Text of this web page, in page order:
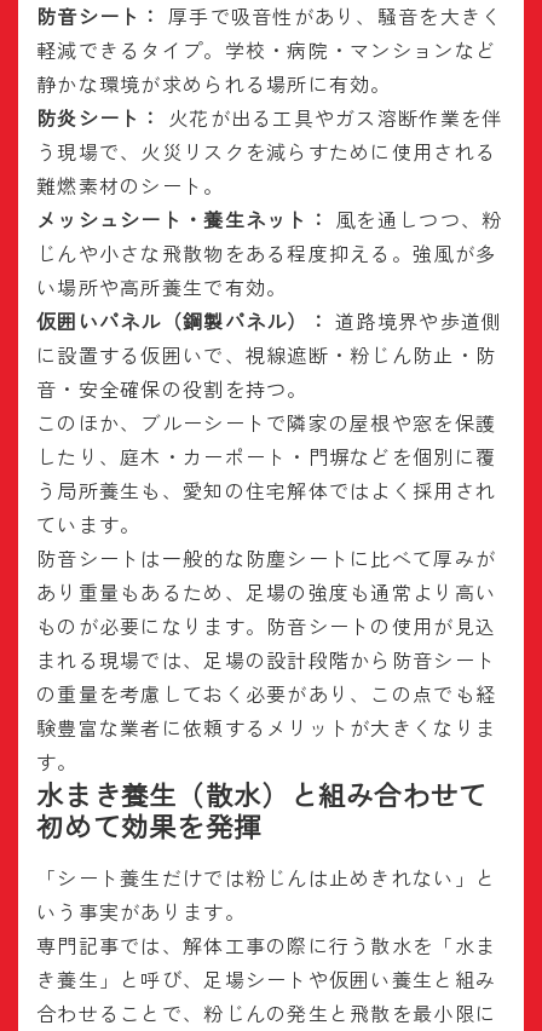
防音シート： 厚手で吸音性があり、騒音を大きく
軽減できるタイプ。学校・病院・マンションなど
静かな環境が求められる場所に有効。
防炎シート：
火花が出る工具やガス溶断作業を伴
う現場で、火災リスクを減らすために使用される
難燃素材のシート。
メッシュシート・養生ネット： 風を通しつつ、粉
じんや小さな飛散物をある程度抑える。強風が多
い場所や高所養生で有効。
仮囲いパネル（鋼製パネル）： 道路境界や歩道側
に設置する仮囲いで、視線遮断・粉じん防止・防
音・安全確保の役割を持つ。
このほか、ブルーシートで隣家の屋根や窓を保護
したり、庭木・カーポート・門塀などを個別に覆
う局所養生も、愛知の住宅解体ではよく採用され
ています。
防音シートは一般的な防塵シートに比べて厚みが
あり重量もあるため、足場の強度も通常より高い
ものが必要になります。防音シートの使用が見込
まれる現場では、足場の設計段階から防音シート
の重量を考慮しておく必要があり、この点でも経
験豊富な業者に依頼するメリットが大きくなりま
す。
水まき養生（散水）と組み合わせて
初めて効果を発揮
「シート養生だけでは粉じんは止めきれない」と
いう事実があります。
専門記事では、解体工事の際に行う散水を「水ま
き養生」と呼び、足場シートや仮囲い養生と組み
合わせることで、粉じんの発生と飛散を最小限に